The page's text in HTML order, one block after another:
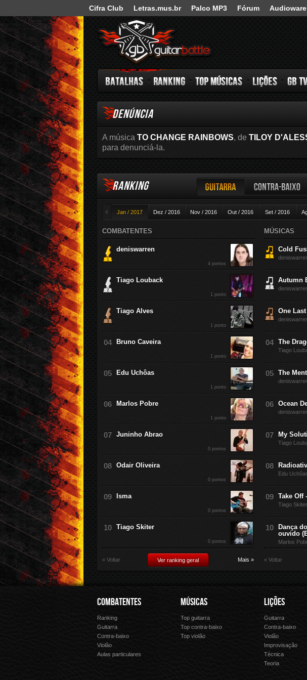
Cifra Club Letras.mus.br Palco MP3 Fórum Audioware
Guitar Battle
Batalhas Ranking Top Músicas Lições GB TV
DENÚNCIA
A música TO CHANGE RAINBOWS, de TILOY
para denunciá-la.
RANKING
◄
Jan / 2017 Dez / 2016 Nov / 2016 Out / 2016 Set / 2016
Guitarra Contra-baixo
COMBATENTES
deniswarren
4 pontos
Tiago Louback
1 ponto
Tiago Alves
1 ponto
Bruno Caveira
1 ponto
Edu Uchôas
1 ponto
Marlos Pobre
1 ponto
Juninho Abrao
0 pontos
Odair Oliveira
0 pontos
Isma
0 pontos
Tiago Skiter
0 pontos
« Voltar Ver ranking geral Mais »
MÚSICAS
Cold
Autumn
One
The
Tiago
The
Ocean
My
Tiago
Edu
Take Off
Tiago Skiter
Dança
ouvido
Marlos
« Voltar
COMBATENTES
Ranking
Guitarra
Contra-baixo
Violão
Aulas particulares
MÚSICAS
Top guitarra
Top contra-baixo
Top violão
LIÇÕES
Guitarra
Contra-baixo
Violão
Improvisação
Técnica
Teoria